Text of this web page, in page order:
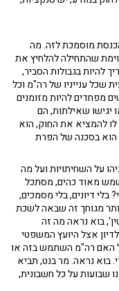
המשפטית של משרד
במודע, יש סנקציות,
מוסמכת לזה. מה
שהתחילה להלחיץ את
להיות בגבולות הסביר,
ענייניו של רה"מ וכל
מפחדים להיות מזומנים
יגישו שאילתות, הם
להמציא את החוק, הוא
הוא בסכנה של הפרת
על השחיתויות ועל מה
מאוד כהים, מסתכל
דיונים, בלי מסמכים,
מגוחך זה שבאה לשכת
בוא נראה מה זה
אצל היועץ המשפטי
האם רה"מ השתמש בזה או